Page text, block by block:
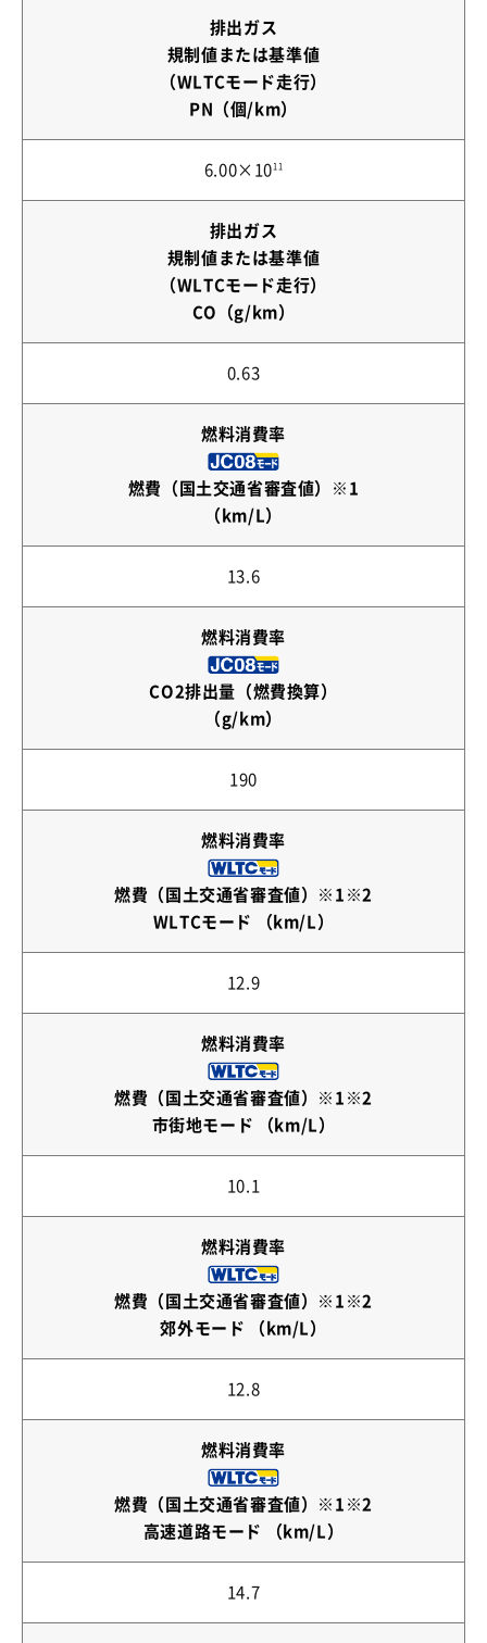
排出ガス
規制値または基準値
（WLTCモード走行）
PN（個/km）
6.00×10 11
排出ガス
規制値または基準値
（WLTCモード走行）
CO（g/km）
0.63
燃料消費率
燃費（国土交通省審査値）※1
（km/L）
13.6
燃料消費率
CO2排出量（燃費換算）
（g/km）
190
燃料消費率
燃費（国土交通省審査値）※1※2
WLTCモード （km/L）
12.9
燃料消費率
燃費（国土交通省審査値）※1※2
市街地モード （km/L）
10.1
燃料消費率
燃費（国土交通省審査値）※1※2
郊外モード （km/L）
12.8
燃料消費率
燃費（国土交通省審査値）※1※2
高速道路モード （km/L）
14.7